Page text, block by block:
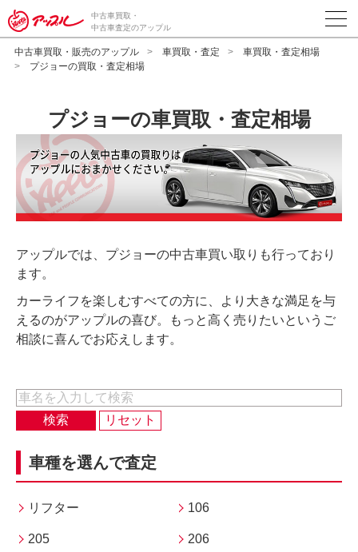
中古車買取・
中古車査定のアップル
中古車買取・販売のアップル 車買取・査定
車買取・査定相場
プジョーの買取・査定相場
プジョーの車買取・査定相場
アップルでは、プジョーの中古車買い取りも行っており
ます。
カーライフを楽しむすべての方に、より大きな満足を与
えるのがアップルの喜び。もっと高く売りたいというご
相談に喜んでお応えします。
車種を選んで査定
リフター 106
205 206